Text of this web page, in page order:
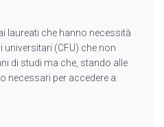
laureati che hanno necessità
(CFU) che non
di studi ma che, stando alle
necessari per accedere a: